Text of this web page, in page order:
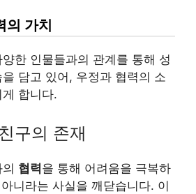
의 가치
한 인물들과의 관계를 통해 성
담고 있어, 우정과 협력의 소
합니다.
구의 존재
협력을 통해 어려움을 극복하
니라는 사실을 깨닫습니다. 이